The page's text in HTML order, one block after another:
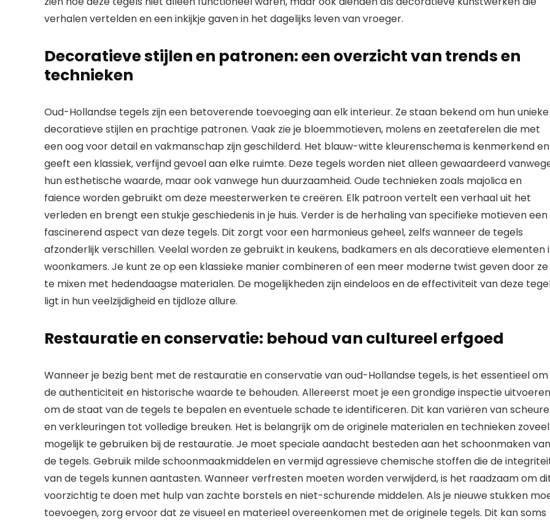
verhalen vertelden en een inkijkje gaven in het dagelijks leven van vroeger.
Decoratieve stijlen en patronen: een overzicht van trends en
technieken
Oud-Hollandse tegels zijn een betoverende toevoeging aan elk interieur. Ze staan bekend om hun unieke
decoratieve stijlen en prachtige patronen. Vaak zie je bloemmotieven, molens en zeetaferelen die met
een oog voor detail en vakmanschap zijn geschilderd. Het blauw-witte kleurenschema is kenmerkend en
geeft een klassiek, verfijnd gevoel aan elke ruimte. Deze tegels worden niet alleen gewaardeerd
hun esthetische waarde, maar ook vanwege hun duurzaamheid. Oude technieken zoals majolica en
faience worden gebruikt om deze meesterwerken te creëren. Elk patroon vertelt een verhaal uit het
verleden en brengt een stukje geschiedenis in je huis. Verder is de herhaling van specifieke motieven een
fascinerend aspect van deze tegels. Dit zorgt voor een harmonieus geheel, zelfs wanneer de tegels
afzonderlijk verschillen. Veelal worden ze gebruikt in keukens, badkamers en als decoratieve elementen
woonkamers. Je kunt ze op een klassieke manier combineren of een meer moderne twist geven door ze
te mixen met hedendaagse materialen. De mogelijkheden zijn eindeloos en de effectiviteit van deze
ligt in hun veelzijdigheid en tijdloze allure.
Restauratie en conservatie: behoud van cultureel erfgoed
Wanneer je bezig bent met de restauratie en conservatie van oud-Hollandse tegels, is het essentieel om
de authenticiteit en historische waarde te behouden. Allereerst moet je een grondige inspectie uitvoeren
om de staat van de tegels te bepalen en eventuele schade te identificeren. Dit kan variëren van
en verkleuringen tot volledige breuken. Het is belangrijk om de originele materialen en technieken zoveel
mogelijk te gebruiken bij de restauratie. Je moet speciale aandacht besteden aan het schoonmaken van
de tegels. Gebruik milde schoonmaakmiddelen en vermijd agressieve chemische stoffen die de
van de tegels kunnen aantasten. Wanneer verfresten moeten worden verwijderd, is het raadzaam om
voorzichtig te doen met hulp van zachte borstels en niet-schurende middelen. Als je nieuwe stukken
toevoegen, zorg ervoor dat ze visueel en materieel overeenkomen met de originele tegels. Dit kan soms